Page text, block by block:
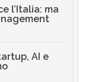
l’Italia: ma
AI e